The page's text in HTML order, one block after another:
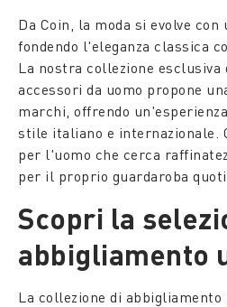
Da Coin, la moda si evolve
fondendo l'eleganza classica
La nostra collezione esclusiva
accessori da uomo propone
marchi, offrendo
stile italiano e internazionale.
per l'uomo che cerca
per il proprio guardaroba
Scopri la
abbigliamento
La collezione di abbigliamento